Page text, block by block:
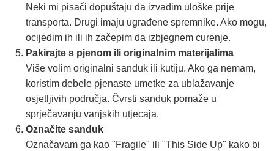
Neki mi pisači dopuštaju da izvadim uloške prije
transporta. Drugi imaju ugrađene spremnike. Ako mogu,
ocijedim ih ili ih začepim da izbjegnem curenje.
Pakirajte s pjenom ili originalnim materijalima
Više volim originalni sanduk ili kutiju. Ako ga nemam,
koristim debele pjenaste umetke za ublažavanje
osjetljivih područja. Čvrsti sanduk pomaže u
sprječavanju vanjskih utjecaja.
Označite sanduk
Označavam ga kao "Fragile" ili "This Side Up" kako bi